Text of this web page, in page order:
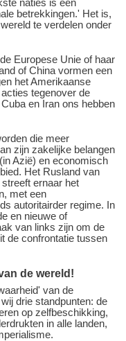
naties is een
betrekkingen.' Het is,
te verdelen onder
Europese Unie of haar
of China vormen een
het Amerikaanse
tegenover de
en Iran ons hebben
die meer
zijn zakelijke belangen
Azië) en economisch
Het Rusland van
ernaar het
met een
autoritairder regime. In
en nieuwe of
van links zijn om de
de confrontatie tussen
de wereld!
van de
drie standpunten: de
op zelfbeschikking,
in alle landen,